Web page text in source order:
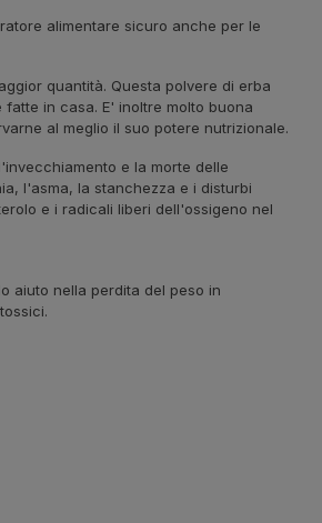
alimentare sicuro anche per le
quantità. Questa polvere di erba
in casa. E' inoltre molto buona
al meglio il suo potere nutrizionale.
e la morte delle
l'asma, la stanchezza e i disturbi
e i radicali liberi dell'ossigeno nel
aiuto nella perdita del peso in